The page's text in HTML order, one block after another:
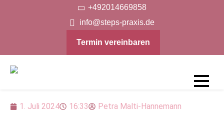
+492014669858
info@steps-praxis.de
Termin vereinbaren
Praxis
1. Juli 2024 16:33
Petra Malti-Hannemann